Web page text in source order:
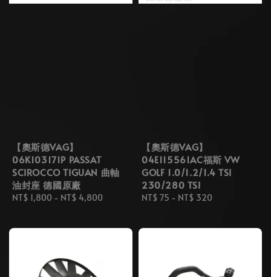
【奧斯德VAG】
06K103171P PASSAT
SCIROCCO TIGUAN 曲軸
油封座 德國原廠
Regular
NT$ 1,800 - NT$ 4,800
【奧斯德VAG】
04E115561AC福斯 VW
GOLF 1.0/1.2/1.4 TSI
230/280 TSI
Regular
NT$ 75 - NT$ 320